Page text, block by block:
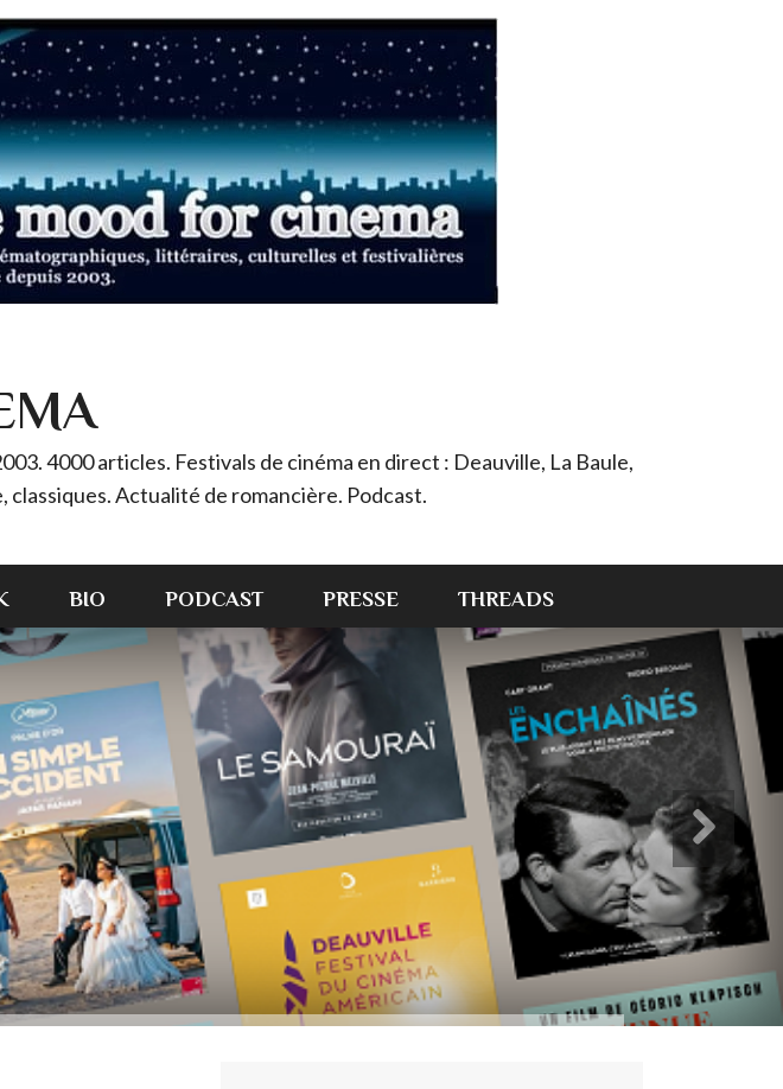
4000 articles. Festivals de cinéma en direct : Deauville, La Baule,
Actualité de romancière. Podcast.
BIO PODCAST PRESSE THREADS